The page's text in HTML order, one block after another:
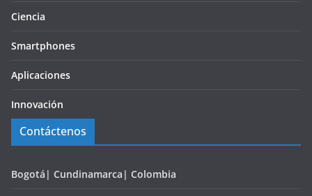
Ciencia
Smartphones
Aplicaciones
Innovación
Contáctenos
Bogotá| Cundinamarca| Colombia